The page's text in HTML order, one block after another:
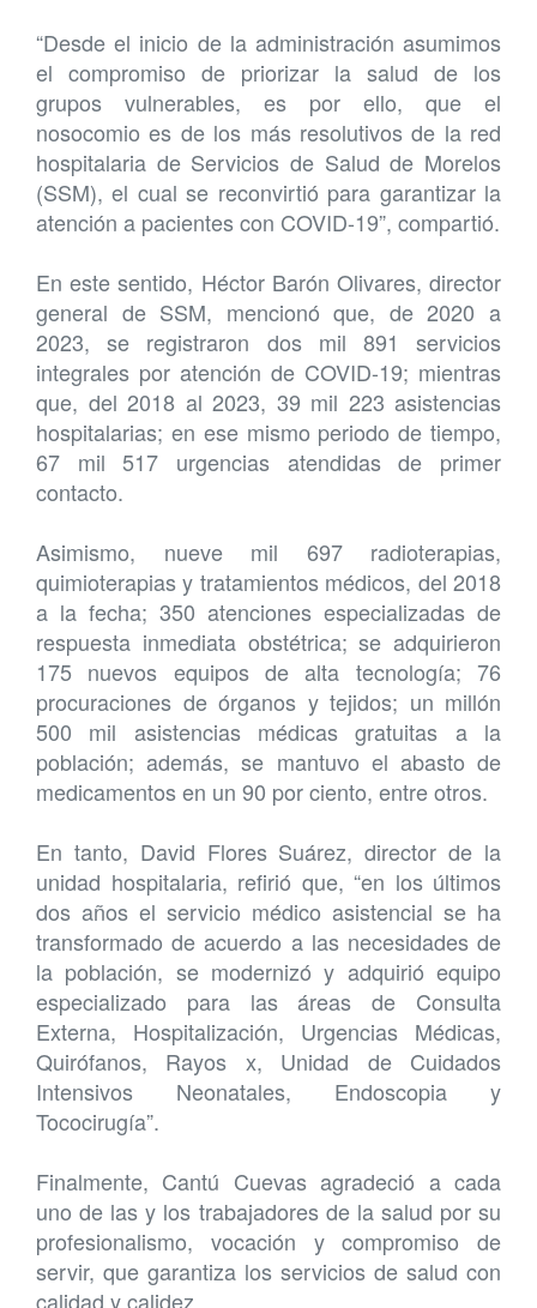
“Desde el inicio de la administración asumimos
el compromiso de priorizar la salud de los
grupos vulnerables, es por ello, que el
nosocomio es de los más resolutivos de la red
hospitalaria de Servicios de Salud de Morelos
(SSM), el cual se reconvirtió para garantizar la
atención a pacientes con COVID-19”, compartió.
En este sentido, Héctor Barón Olivares, director
general de SSM, mencionó que, de 2020 a
2023, se registraron dos mil 891 servicios
integrales por atención de COVID-19; mientras
que, del 2018 al 2023, 39 mil 223 asistencias
hospitalarias; en ese mismo periodo de tiempo,
67 mil 517 urgencias atendidas de primer
contacto.
Asimismo, nueve mil 697 radioterapias,
quimioterapias y tratamientos médicos, del 2018
a la fecha; 350 atenciones especializadas de
respuesta inmediata obstétrica; se adquirieron
175 nuevos equipos de alta tecnología; 76
procuraciones de órganos y tejidos; un millón
500 mil asistencias médicas gratuitas a la
población; además, se mantuvo el abasto de
medicamentos en un 90 por ciento, entre otros.
En tanto, David Flores Suárez, director de la
unidad hospitalaria, refirió que, “en los últimos
dos años el servicio médico asistencial se ha
transformado de acuerdo a las necesidades de
la población, se modernizó y adquirió equipo
especializado para las áreas de Consulta
Externa, Hospitalización, Urgencias Médicas,
Quirófanos, Rayos x, Unidad de Cuidados
Intensivos Neonatales, Endoscopia y
Tococirugía”.
Finalmente, Cantú Cuevas agradeció a cada
uno de las y los trabajadores de la salud por su
profesionalismo, vocación y compromiso de
servir, que garantiza los servicios de salud con
calidad y calidez.